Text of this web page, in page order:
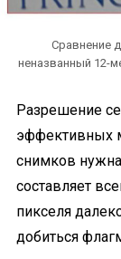
Сравнение
неназванный 12-
Разрешение
эффективных
снимков
составляет
пикселя
добиться